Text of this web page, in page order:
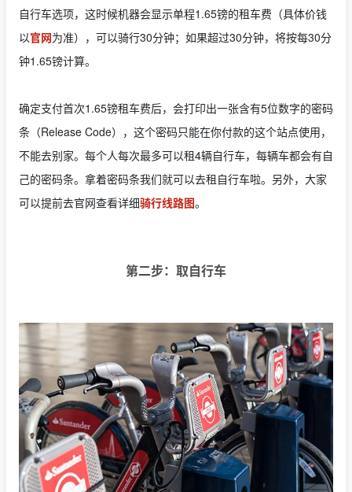
自行车选项，这时候机器会显示单程1.65镑的租车费（具体价钱
以官网为准），可以骑行30分钟；如果超过30分钟，将按每30分
钟1.65镑计算。
确定支付首次1.65镑租车费后，会打印出一张含有5位数字的密码
条（Release Code），这个密码只能在你付款的这个站点使用，
不能去别家。每个人每次最多可以租4辆自行车，每辆车都会有自
己的密码条。拿着密码条我们就可以去租自行车啦。另外，大家
可以提前去官网查看详细骑行线路图。
第二步：取自行车